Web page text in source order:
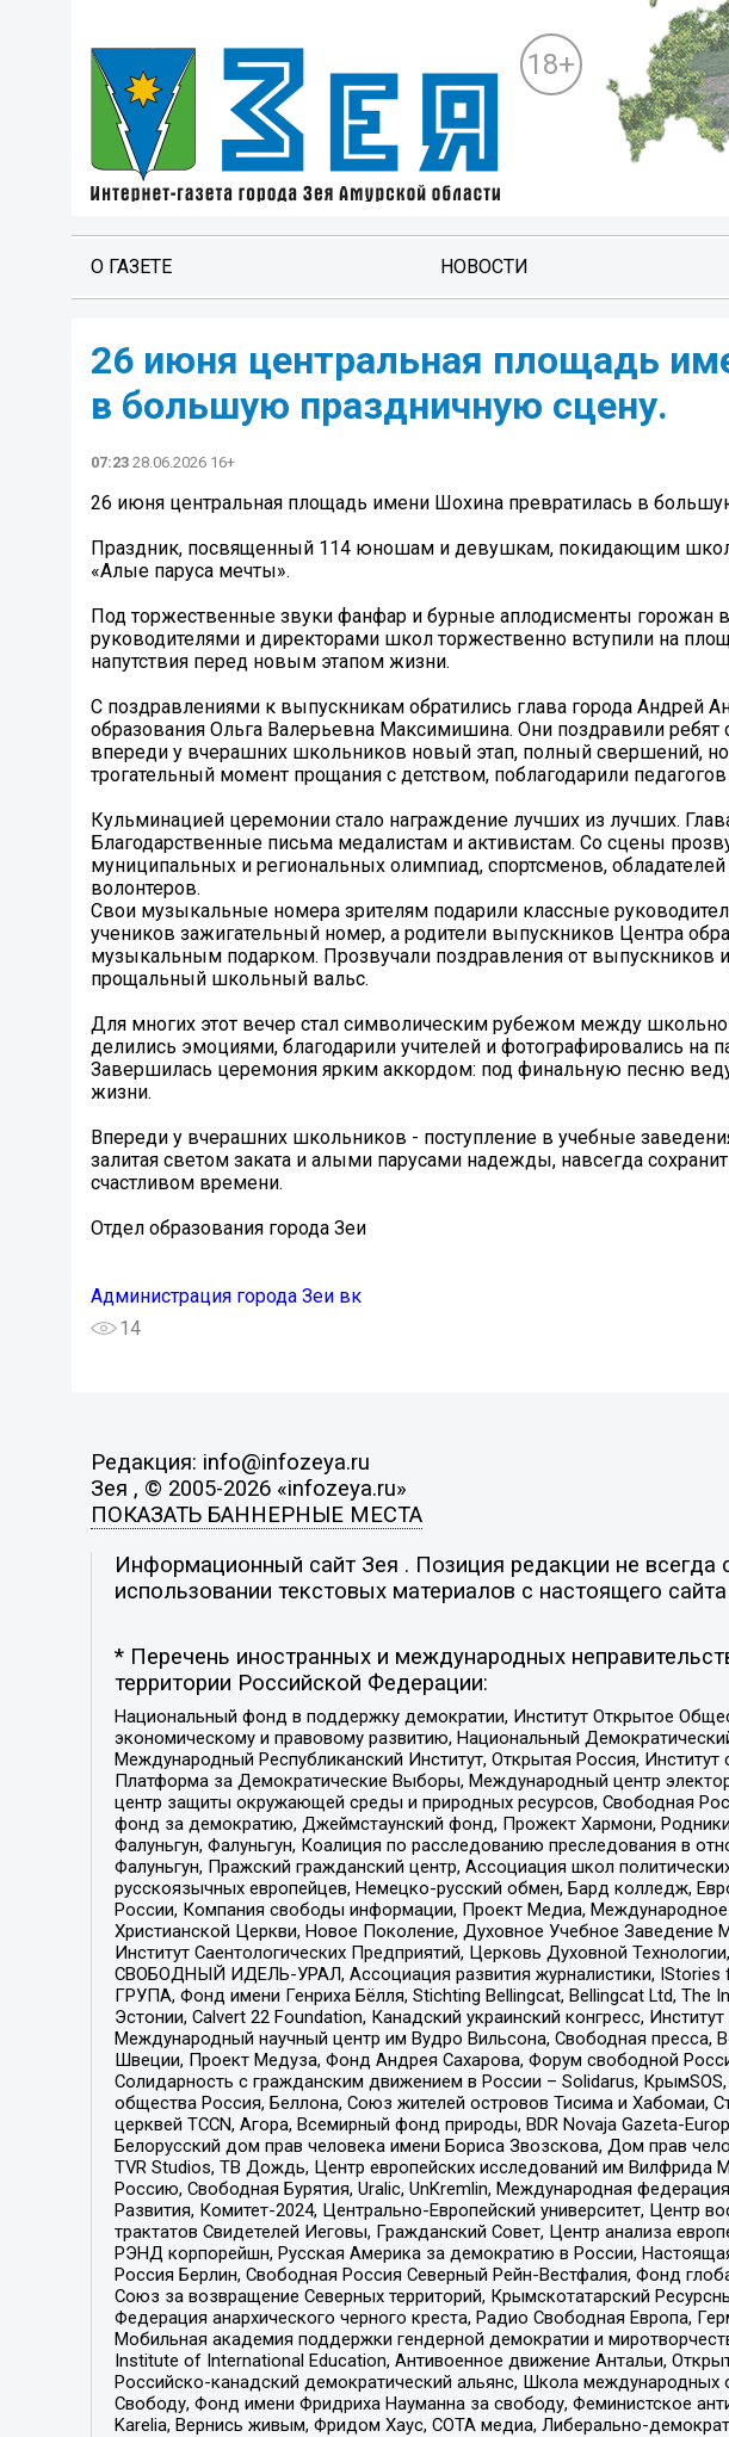
18+
О ГАЗЕТЕ НОВОСТИ
26 июня центральная площадь
в большую праздничную сцену.
07:23 28.06.2026 16+
26 июня центральная площадь имени Шохина превратилась в
Праздник, посвященный 114 юношам и девушкам, покидающим
«Алые паруса мечты».
Под торжественные звуки фанфар и бурные аплодисменты горожан
руководителями и директорами школ торжественно вступили на
напутствия перед новым этапом жизни.
С поздравлениями к выпускникам обратились глава города Андрей
образования Ольга Валерьевна Максимишина. Они поздравили ребят
впереди у вчерашних школьников новый этап, полный свершений, но
трогательный момент прощания с детством, поблагодарили
Кульминацией церемонии стало награждение лучших из лучших.
Благодарственные письма медалистам и активистам. Со сцены
муниципальных и региональных олимпиад, спортсменов,
волонтеров.
Свои музыкальные номера зрителям подарили классные
учеников зажигательный номер, а родители выпускников Центра
музыкальным подарком. Прозвучали поздравления от выпускников
прощальный школьный вальс.
Для многих этот вечер стал символическим рубежом между
делились эмоциями, благодарили учителей и фотографировались на
Завершилась церемония ярким аккордом: под финальную песню
жизни.
Впереди у вчерашних школьников - поступление в учебные
залитая светом заката и алыми парусами надежды, навсегда
счастливом времени.
Отдел образования города Зеи
Администрация города Зеи вк
14
Редакция: info@infozeya.ru
Зея , © 2005-2026 «infozeya.ru»
ПОКАЗАТЬ БАННЕРНЫЕ МЕСТА
Информационный сайт Зея . Позиция редакции не всегда
использовании текстовых материалов с настоящего
* Перечень иностранных и международных
территории Российской Федерации:
Национальный фонд в поддержку демократии, Институт Открытое
экономическому и правовому развитию, Национальный
Международный Республиканский Институт, Открытая Россия,
Платформа за Демократические Выборы, Международный центр
центр защиты окружающей среды и природных ресурсов, Свободная
фонд за демократию, Джеймстаунский фонд, Прожект Хармони,
Фалуньгун, Фалуньгун, Коалиция по расследованию преследования в
Фалуньгун, Пражский гражданский центр, Ассоциация школ
русскоязычных европейцев, Немецко-русский обмен, Бард колледж,
России, Компания свободы информации, Проект Медиа, Международное
Христианской Церкви, Новое Поколение, Духовное Учебное
Институт Саентологических Предприятий, Церковь Духовной
СВОБОДНЫЙ ИДЕЛЬ-УРАЛ, Ассоциация развития журналистики,
ГРУПА, Фонд имени Генриха Бёлля, Stichting Bellingcat, Bellingcat Ltd,
Эстонии, Calvert 22 Foundation, Канадский украинский конгресс,
Международный научный центр им Вудро Вильсона, Свободная пресса,
Швеции, Проект Медуза, Фонд Андрея Сахарова, Форум свободной
Солидарность с гражданским движением в России – Solidarus,
общества Россия, Беллона, Союз жителей островов Тисима и Хабомаи,
церквей TCCN, Агора, Всемирный фонд природы, BDR Novaja Gazeta-
Белорусский дом прав человека имени Бориса Звозскова, Дом прав
TVR Studios, ТВ Дождь, Центр европейских исследований им Вилфрида
Россию, Свободная Бурятия, Uralic, UnKremlin, Международная
Развития, Комитет-2024, Центрально-Европейский университет,
трактатов Свидетелей Иеговы, Гражданский Совет, Центр анализа
РЭНД корпорейшн, Русская Америка за демократию в России,
Россия Берлин, Свободная Россия Северный Рейн-Вестфалия, Фонд
Союз за возвращение Северных территорий, Крымскотатарский
Федерация анархического черного креста, Радио Свободная Европа,
Мобильная академия поддержки гендерной демократии и
Institute of International Education, Антивоенное движение Антальи,
Российско-канадский демократический альянс, Школа
Свободу, Фонд имени Фридриха Науманна за свободу, Феминистское
Karelia, Вернись живым, Фридом Хаус, СОТА медиа, Либерально-